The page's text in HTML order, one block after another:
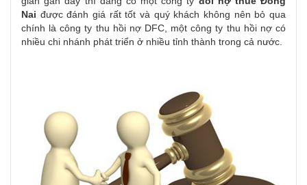
Nai được đánh giá rất tốt và quý khách không nên bỏ qua
chính là công ty thu hồi nợ DFC, một công ty thu hồi nợ có
nhiều chi nhánh phát triển ở nhiều tỉnh thành trong cả nước.